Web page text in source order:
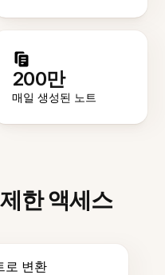
200만
매일 생성된 노트
한 액세스
로 변환